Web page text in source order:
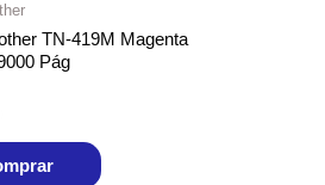
TN-419M Magenta
Pág